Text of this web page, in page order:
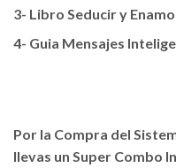
3- Libro Seducir y
4- Guia Mensajes
Por la Compra del
llevas un Super Combo